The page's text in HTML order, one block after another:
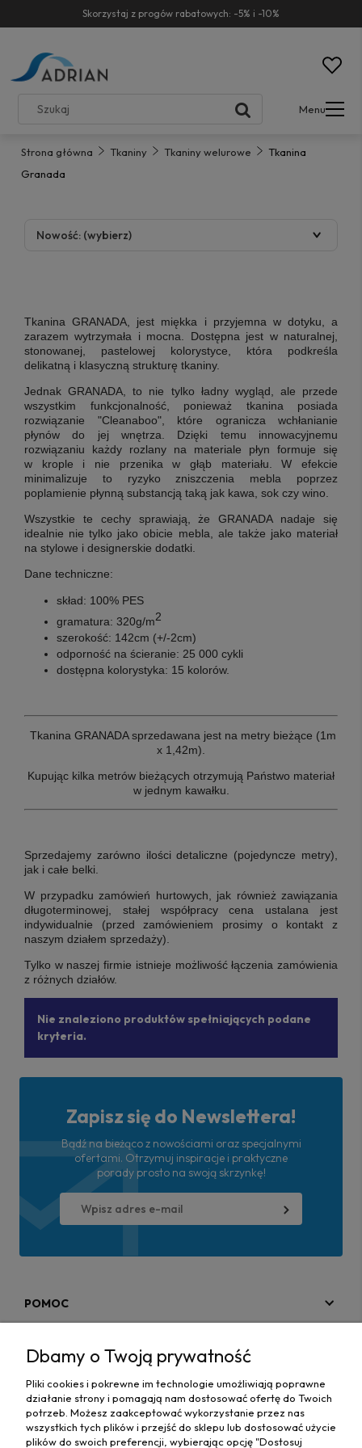
Skorzystaj z progów rabatowych: -5% i -10%
Menu
Strona główna Tkaniny Tkaniny welurowe
Tkanina
Granada
Nowość: (wybierz)
Tkanina GRANADA, jest miękka i przyjemna w dotyku, a
zarazem wytrzymała i mocna. Dostępna jest w naturalnej,
stonowanej, pastelowej kolorystyce, która podkreśla
delikatną i klasyczną strukturę tkaniny.
Jednak GRANADA, to nie tylko ładny wygląd, ale przede
wszystkim funkcjonalność, ponieważ tkanina posiada
rozwiązanie "Cleanaboo", które ogranicza wchłanianie
płynów do jej wnętrza. Dzięki temu innowacyjnemu
rozwiązaniu każdy rozlany na materiale płyn formuje się
w krople i nie przenika w głąb materiału. W efekcie
minimalizuje to ryzyko zniszczenia mebla poprzez
poplamienie płynną substancją taką jak kawa, sok czy wino.
Wszystkie te cechy sprawiają, że GRANADA nadaje się
idealnie nie tylko jako obicie mebla, ale także jako materiał
na stylowe i designerskie dodatki.
Dane techniczne:
skład: 100% PES
gramatura: 320g/m2
szerokość: 142cm (+/-2cm)
odporność na ścieranie: 25 000 cykli
dostępna kolorystyka: 15 kolorów.
Tkanina GRANADA sprzedawana jest na metry bieżące (1m
x 1,42m).
Kupując kilka metrów bieżących otrzymują Państwo materiał
w jednym kawałku.
Sprzedajemy zarówno ilości detaliczne (pojedyncze metry),
jak i całe belki.
W przypadku zamówień hurtowych, jak również zawiązania
długoterminowej, stałej współpracy cena ustalana jest
indywidualnie (przed zamówieniem prosimy o kontakt z
naszym działem sprzedaży).
Tylko w naszej firmie istnieje możliwość łączenia zamówienia
z różnych działów.
Nie znaleziono produktów spełniających podane
kryteria.
Zapisz się do Newslettera!
Bądź na bieżąco z nowościami oraz specjalnymi
ofertami. Otrzymuj inspiracje i praktyczne
porady prosto na swoją skrzynkę!
POMOC
MAPA STRONY
Dbamy o Twoją prywatność
Pliki cookies i pokrewne im technologie umożliwiają poprawne
działanie strony i pomagają nam dostosować ofertę do Twoich
potrzeb. Możesz zaakceptować wykorzystanie przez nas
wszystkich tych plików i przejść do sklepu lub dostosować użycie
plików do swoich preferencji, wybierając opcję "Dostosuj